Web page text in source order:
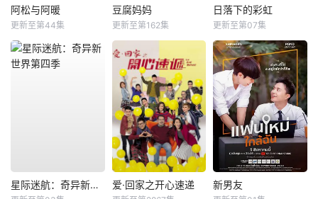
阿松与阿暖
更新至第44集
豆腐妈妈
更新至第162集
日落下的彩虹
更新至第07集
星际迷航：奇异新世界第四季 爱·回家之开心速递 新男友